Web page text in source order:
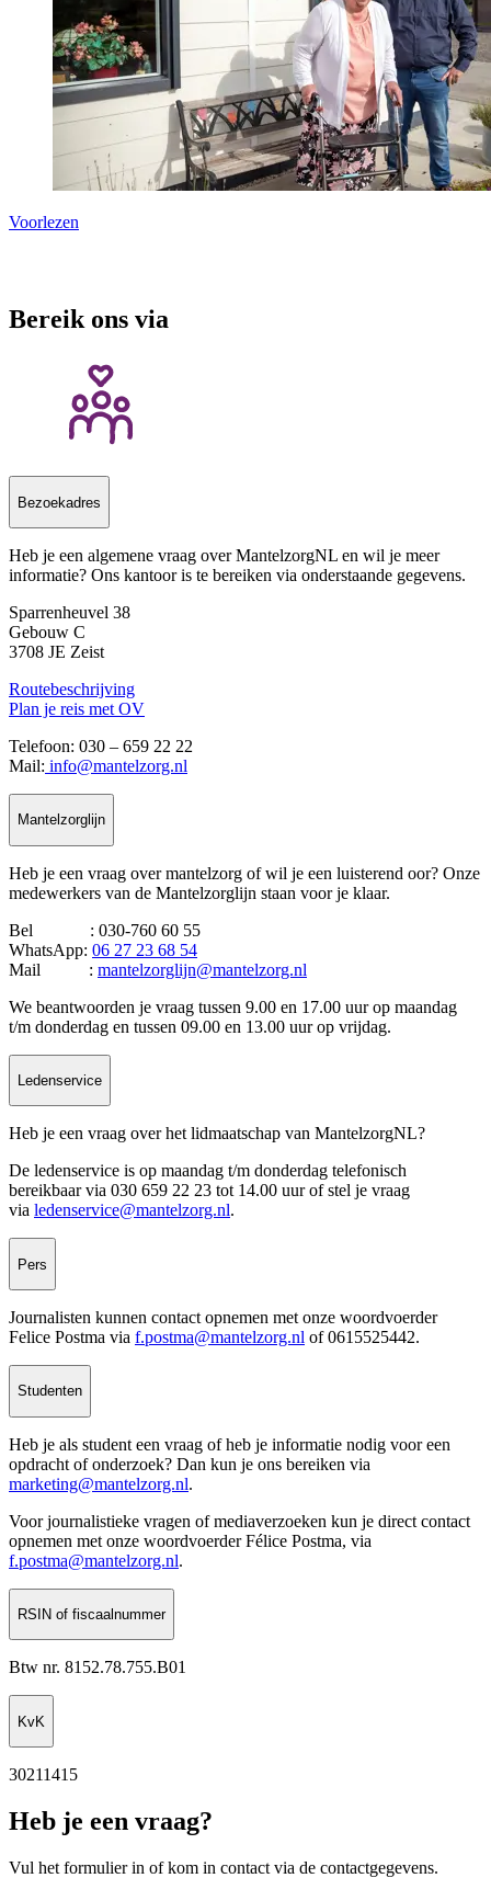
Voorlezen
Bereik ons via
Bezoekadres
Heb je een algemene vraag over MantelzorgNL en wil je meer
informatie? Ons kantoor is te bereiken via onderstaande gegevens.
Sparrenheuvel 38
Gebouw C
3708 JE Zeist
Routebeschrijving
Plan je reis met OV
Telefoon: 030 – 659 22 22
Mail: info@mantelzorg.nl
Mantelzorglijn
Heb je een vraag over mantelzorg of wil je een luisterend oor? Onze
medewerkers van de Mantelzorglijn staan voor je klaar.
Bel : 030-760 60 55
WhatsApp: 06 27 23 68 54
Mail : mantelzorglijn@mantelzorg.nl
We beantwoorden je vraag tussen 9.00 en 17.00 uur op maandag
t/m donderdag en tussen 09.00 en 13.00 uur op vrijdag.
Ledenservice
Heb je een vraag over het lidmaatschap van MantelzorgNL?
De ledenservice is op maandag t/m donderdag telefonisch
bereikbaar via 030 659 22 23 tot 14.00 uur of stel je vraag
via ledenservice@mantelzorg.nl.
Pers
Journalisten kunnen contact opnemen met onze woordvoerder
Felice Postma via f.postma@mantelzorg.nl of 0615525442.
Studenten
Heb je als student een vraag of heb je informatie nodig voor een
opdracht of onderzoek? Dan kun je ons bereiken via
marketing@mantelzorg.nl.
Voor journalistieke vragen of mediaverzoeken kun je direct contact
opnemen met onze woordvoerder Félice Postma, via
f.postma@mantelzorg.nl.
RSIN of fiscaalnummer
Btw nr. 8152.78.755.B01
KvK
30211415
Heb je een vraag?
Vul het formulier in of kom in contact via de contactgegevens.